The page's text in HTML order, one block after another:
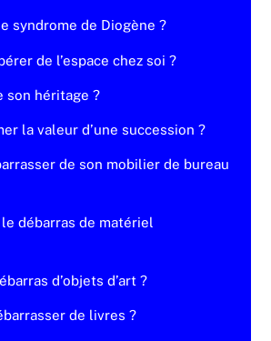
syndrome de Diogène ?
de l’espace chez soi ?
son héritage ?
la valeur d’une succession ?
de son mobilier de bureau
débarras de matériel
d’objets d’art ?
de livres ?